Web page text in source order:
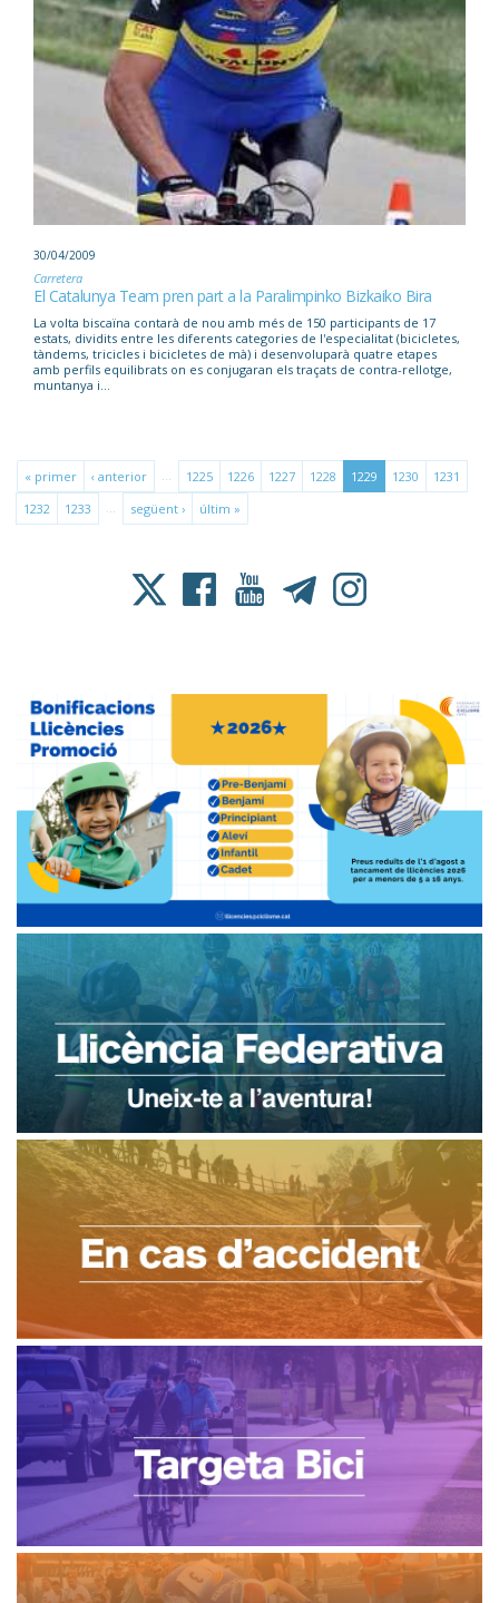
30/04/2009
Carretera
El Catalunya Team pren part a la Paralimpinko Bizkaiko Bira
La volta biscaïna contarà de nou amb més de 150 participants de 17
estats, dividits entre les diferents categories de l'especialitat (bicicletes,
tàndems, tricicles i bicicletes de mà) i desenvoluparà quatre etapes
amb perfils equilibrats on es conjugaran els traçats de contra-rellotge,
muntanya i...
« primer ‹ anterior 1225 1226 1227 1228 1229 1230
1231
1232
1233 següent › últim »